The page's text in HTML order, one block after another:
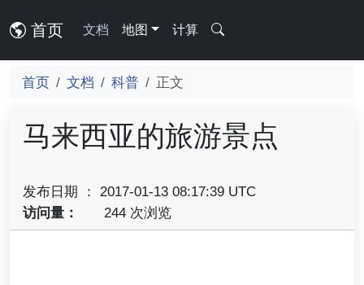
首页 文档 地图 计算
首页 文档 科普 正文
马来西亚的旅游景点
发布日期 ： 2017-01-13 08:17:39 UTC
访问量：
244 次浏览